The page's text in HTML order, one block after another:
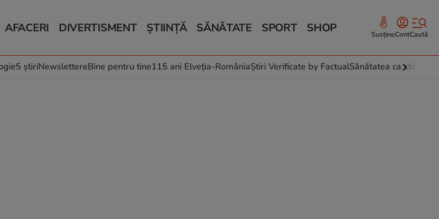
AFACERI
Auto
Locuri de muncă
DIVERTISMENT
Horoscop
Muzică și Filme
ȘTIINȚĂ
Schimbări climatice
SĂNĂTATE
Relații
Rețete culinare
SPORT SHOP SusțineContCaută
5 știriNewslettereBine pentru tine115 ani Elveția-RomâniaȘtiri Verificate by FactualSănătatea ca stil de